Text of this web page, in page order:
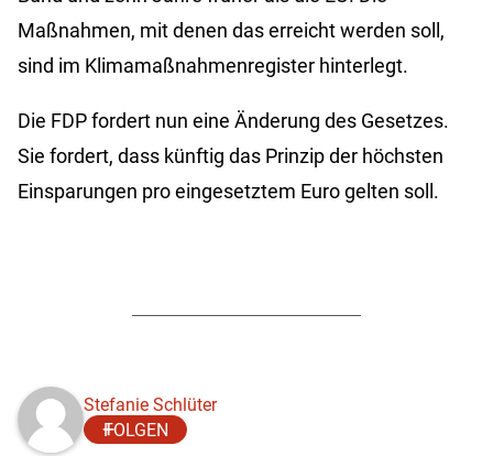
Maßnahmen, mit denen das erreicht werden soll,
sind im Klimamaßnahmenregister hinterlegt.
Die FDP fordert nun eine Änderung des Gesetzes.
Sie fordert, dass künftig das Prinzip der höchsten
Einsparungen pro eingesetztem Euro gelten soll.
Stefanie Schlüter
FOLGEN